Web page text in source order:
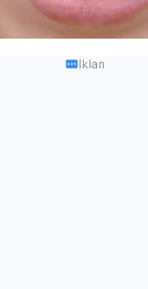
Iklan